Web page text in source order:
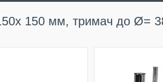
150 мм, тримач до Ø=